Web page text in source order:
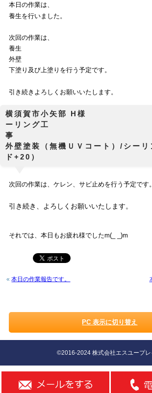
本日の作業は、
養生を行いました。
次回の作業は、
養生
外壁
下塗り及び上塗りを行う予定です。
引き続きよろしくお願いいたします。
横須賀市小矢部 H様
ーリング工
外壁塗装（無機ＵＶコート）/シー
ド+20）
次回の作業は、ケレン、サビ止めを行う予定です。
引き続き、よろしくお願いいたします。
それでは、本日も お疲れ様でしたm(_ _)m
«本日の作業報告です。
PC 表示に切り替え
©2016-2024 株式会社エスユープレ